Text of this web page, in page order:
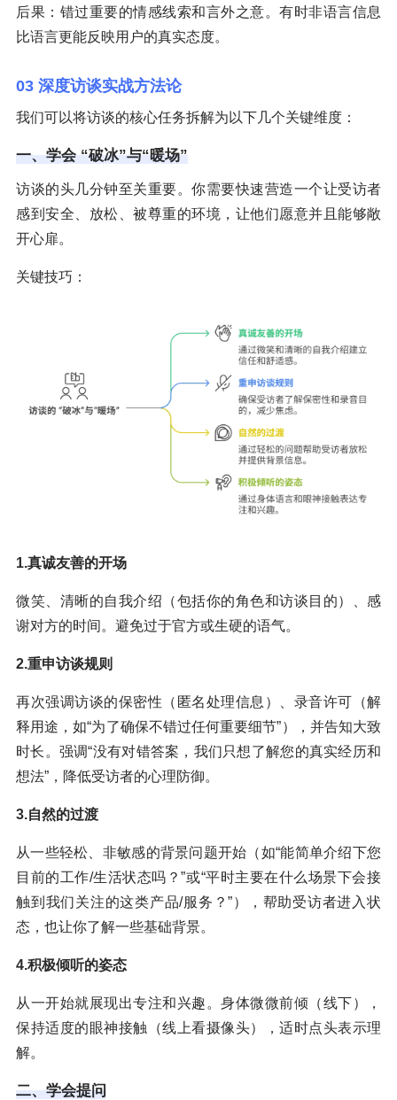
后果：错过重要的情感线索和言外之意。有时非语言信息
比语言更能反映用户的真实态度。
03 深度访谈实战方法论
我们可以将访谈的核心任务拆解为以下几个关键维度：
一、学会 “破冰”与“暖场”
访谈的头几分钟至关重要。你需要快速营造一个让受访者
感到安全、放松、被尊重的环境，让他们愿意并且能够敞
开心扉。
关键技巧：
1.真诚友善的开场
微笑、清晰的自我介绍（包括你的角色和访谈目的）、感
谢对方的时间。避免过于官方或生硬的语气。
2.重申访谈规则
再次强调访谈的保密性（匿名处理信息）、录音许可（解
释用途，如“为了确保不错过任何重要细节”），并告知大致
时长。强调“没有对错答案，我们只想了解您的真实经历和
想法”，降低受访者的心理防御。
3.自然的过渡
从一些轻松、非敏感的背景问题开始（如“能简单介绍下您
目前的工作/生活状态吗？”或“平时主要在什么场景下会接
触到我们关注的这类产品/服务？”），帮助受访者进入状
态，也让你了解一些基础背景。
4.积极倾听的姿态
从一开始就展现出专注和兴趣。身体微微前倾（线下），
保持适度的眼神接触（线上看摄像头），适时点头表示理
解。
二、学会提问